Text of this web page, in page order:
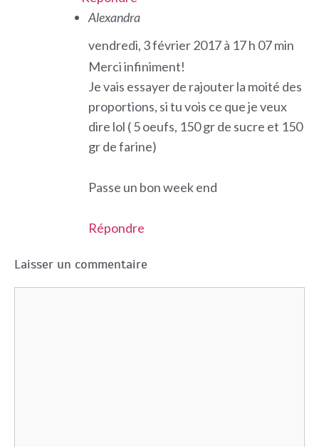
Alexandra
vendredi, 3 février 2017 à 17 h 07 min
Merci infiniment!
Je vais essayer de rajouter la moité des
proportions, si tu vois ce que je veux
dire lol ( 5 oeufs, 150 gr de sucre et 150
gr de farine)
Passe un bon week end
Répondre
Laisser un commentaire